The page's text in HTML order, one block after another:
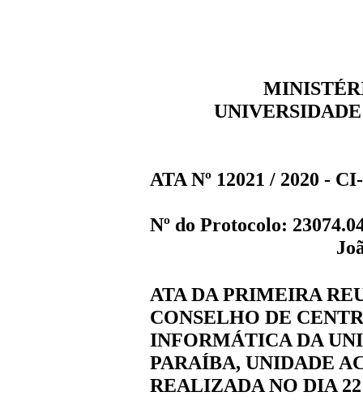
ATA Nº 12021 / 2020 -
Nº do Protocolo:
ATA DA PRIMEIRA
CONSELHO DE
INFORMÁTICA DA
PARAÍBA, UNIDADE
REALIZADA NO DIA